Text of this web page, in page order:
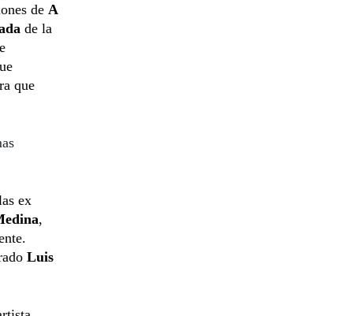
de A
de la
que
ex
,
Luis